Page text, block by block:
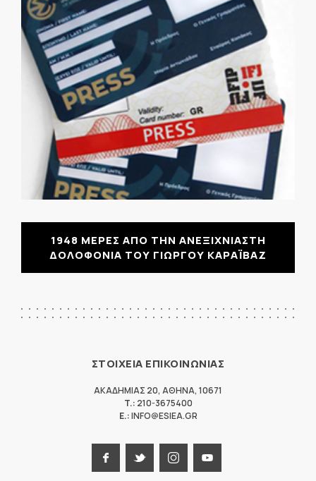
1948 ΜΕΡΕΣ ΑΠΟ ΤΗΝ ΑΝΕΞΙΧΝΙΑΣΤΗ
ΔΟΛΟΦΟΝΙΑ ΤΟΥ ΓΙΩΡΓΟΥ ΚΑΡΑΪΒΑΖ
ΣΤΟΙΧΕΙΑ ΕΠΙΚΟΙΝΩΝΙΑΣ
ΑΚΑΔΗΜΙΑΣ 20, ΑΘΗΝΑ, 10671
T.: 210-3675400
E.:INFO@ESIEA.GR